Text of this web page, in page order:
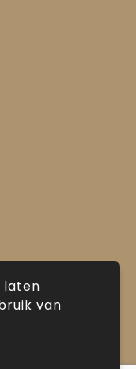
laten
van